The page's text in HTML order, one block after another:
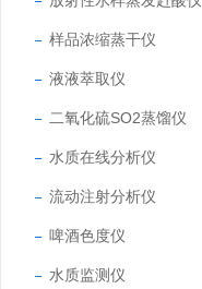
样品浓缩蒸干仪
液液萃取仪
二氧化硫SO2蒸馏仪
水质在线分析仪
流动注射分析仪
啤酒色度仪
水质监测仪